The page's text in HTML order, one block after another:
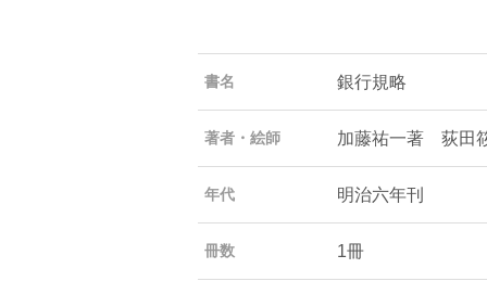
書名 銀行規略
著者・絵師 加藤祐一著 荻田
年代 明治六年刊
冊数 1冊